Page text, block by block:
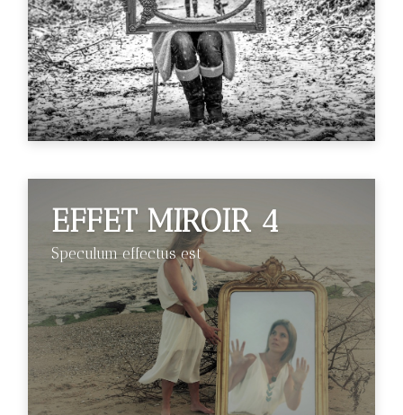
EFFET MIROIR 4
Speculum effectus est
€89